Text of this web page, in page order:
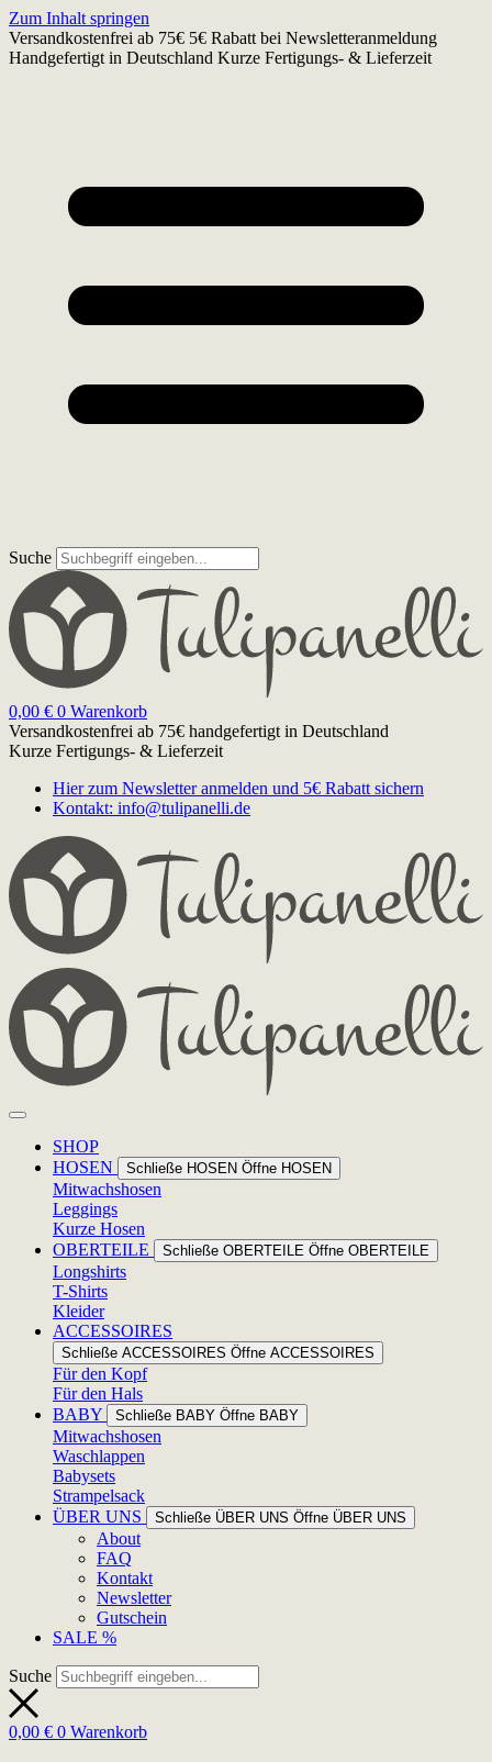
Zum Inhalt springen
Versandkostenfrei ab 75€ 5€ Rabatt bei Newsletteranmeldung
Handgefertigt in Deutschland Kurze Fertigungs- & Lieferzeit
Suche
0,00 € 0 Warenkorb
Versandkostenfrei ab 75€ handgefertigt in Deutschland
Kurze Fertigungs- & Lieferzeit
Hier zum Newsletter anmelden und 5€ Rabatt sichern
Kontakt: info@tulipanelli.de
SHOP
HOSEN
Schließe HOSEN Öffne HOSEN
Mitwachshosen
Leggings
Kurze Hosen
OBERTEILE
Schließe OBERTEILE Öffne OBERTEILE
Longshirts
T-Shirts
Kleider
ACCESSOIRES
Schließe ACCESSOIRES Öffne ACCESSOIRES
Für den Kopf
Für den Hals
BABY
Schließe BABY Öffne BABY
Mitwachshosen
Waschlappen
Babysets
Strampelsack
ÜBER UNS
Schließe ÜBER UNS Öffne ÜBER UNS
About
FAQ
Kontakt
Newsletter
Gutschein
SALE %
Suche
0,00 € 0 Warenkorb